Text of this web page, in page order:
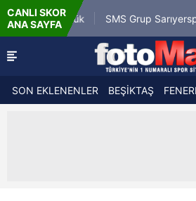
CANLI SKOR
ANA SAYFASMS Grup Sarıyerspor
SON EKLENENLER BEŞİKTAŞ